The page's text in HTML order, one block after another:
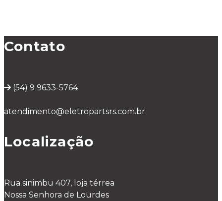
Contato
(54) 9 9633-5764
atendimento@eletropartsrs.com.br
Localização
Rua sinimbu 407, loja térrea
Nossa Senhora de Lourdes